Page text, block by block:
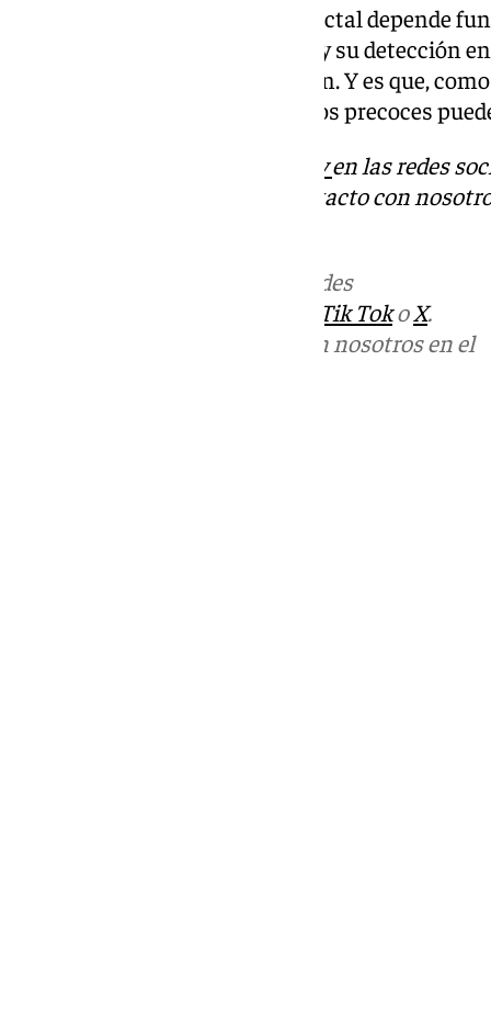
El pronóstico del cáncer colorrectal depende
en el momento del diagnóstico y su detección
elevada probabilidad de curación. Y es que,
pacientes detectados en estadíos precoces
101Tven las redes
Tok o X. Puedes ponerte en contacto con
en las redes
Tik TokoX.
Puedes ponerte en contacto con nosotros en el